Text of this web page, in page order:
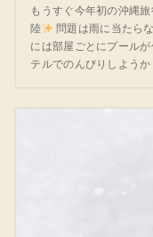
もうすぐ今年初の沖縄
陸
問題は雨に当たら
には部屋ごとにプール
テルでのんびりしようか